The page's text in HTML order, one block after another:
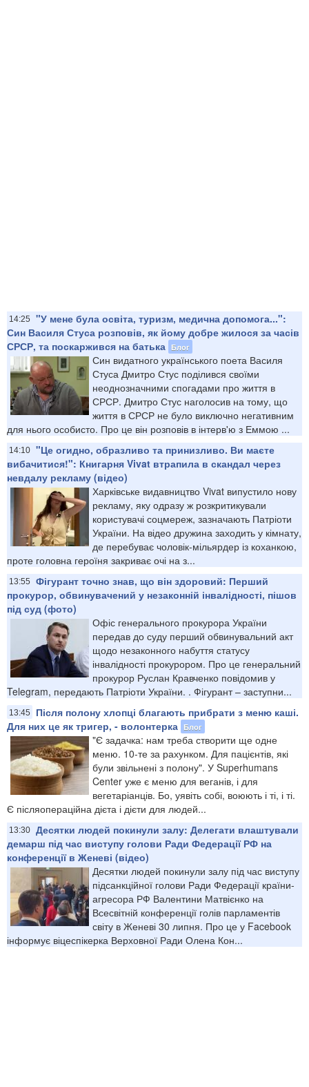
14:25
"У мене була освіта, туризм, медична допомога...":
Син Василя Стуса розповів, як йому добре жилося за часів
СРСР, та поскаржився на батька Блог
Син видатного українського поета Василя
Стуса Дмитро Стус поділився своїми
неоднозначними спогадами про життя в
СРСР. Дмитро Стус наголосив на тому, що
життя в СРСР не було виключно негативним
для нього особисто. Про це він розповів в інтерв'ю з Еммою ...
14:10 "Це огидно, образливо та принизливо. Ви маєте
вибачитися!": Книгарня Vivat втрапила в скандал через
невдалу рекламу (відео)
Харківське видавництво Vivat випустило нову
рекламу, яку одразу ж розкритикували
користувачі соцмереж, зазначають Патріоти
України. На відео дружина заходить у кімнату,
де перебуває чоловік-мільярдер із коханкою,
проте головна героїня закриває очі на з...
13:55
Фігурант точно знав, що він здоровий: Перший
прокурор, обвинувачений у незаконній інвалідності, пішов
під суд (фото)
Офіс генерального прокурора України
передав до суду перший обвинувальний акт
щодо незаконного набуття статусу
інвалідності прокурором. Про це генеральний
прокурор Руслан Кравченко повідомив у
Telegram, передають Патріоти України. . Фігурант – заступни...
13:45
Після полону хлопці благають прибрати з меню каші.
Для них це як тригер, - волонтерка Блог
"Є задачка: нам треба створити ще одне
меню. 10-те за рахунком. Для пацієнтів, які
були звільнені з полону". У Superhumans
Center уже є меню для веганів, і для
вегетаріанців. Бо, уявіть собі, воюють і ті, і ті.
Є післяопераційна дієта і дієти для людей...
13:30 Десятки людей покинули залу: Делегати влаштували
демарш під час виступу голови Ради Федерації РФ на
конференції в Женеві (відео)
Десятки людей покинули залу під час виступу
підсанкційної голови Ради Федерації країни-
агресора РФ Валентини Матвієнко на
Всесвітній конференції голів парламентів
світу в Женеві 30 липня. Про це у Facebook
інформує віцеспікерка Верховної Ради Олена Кон...